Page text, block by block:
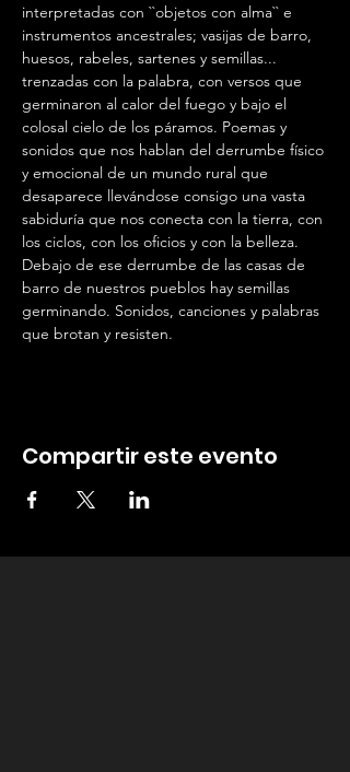
interpretadas con ``objetos con alma`` e
instrumentos ancestrales; vasijas de barro,
huesos, rabeles, sartenes y semillas...
trenzadas con la palabra, con versos que
germinaron al calor del fuego y bajo el
colosal cielo de los páramos. Poemas y
sonidos que nos hablan del derrumbe físico
y emocional de un mundo rural que
desaparece llevándose consigo una vasta
sabiduría que nos conecta con la tierra, con
los ciclos, con los oficios y con la belleza.
Debajo de ese derrumbe de las casas de
barro de nuestros pueblos hay semillas
germinando. Sonidos, canciones y palabras
que brotan y resisten.
Compartir este evento